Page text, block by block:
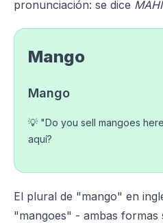
pronunciación: se dice
Mango
Mango
💡 "Do you sell mangoes
aquí?
El plural de "mango" en
"mangoes" - ambas formas